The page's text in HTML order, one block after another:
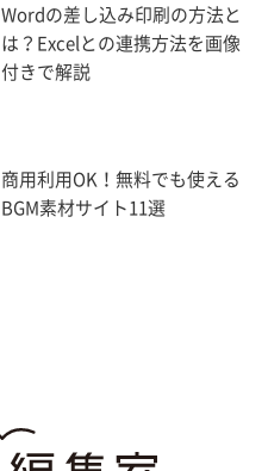
Wordの差し込み印刷の方法と
は？Excelとの連携方法を画像
付きで解説
商用利用OK！無料でも使える
BGM素材サイト11選